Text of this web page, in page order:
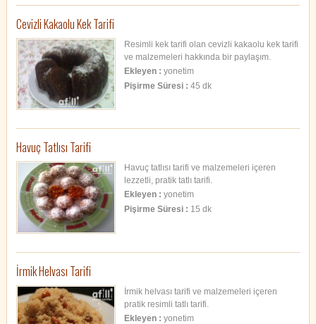
Cevizli Kakaolu Kek Tarifi
Resimli kek tarifi olan cevizli kakaolu kek tarifi
ve malzemeleri hakkında bir paylaşım.
Ekleyen : yonetim
Pişirme Süresi : 45 dk
Havuç Tatlısı Tarifi
Havuç tatlısı tarifi ve malzemeleri içeren
lezzetli, pratik tatlı tarifi.
Ekleyen : yonetim
Pişirme Süresi : 15 dk
İrmik Helvası Tarifi
İrmik helvası tarifi ve malzemeleri içeren
pratik resimli tatlı tarifi.
Ekleyen : yonetim